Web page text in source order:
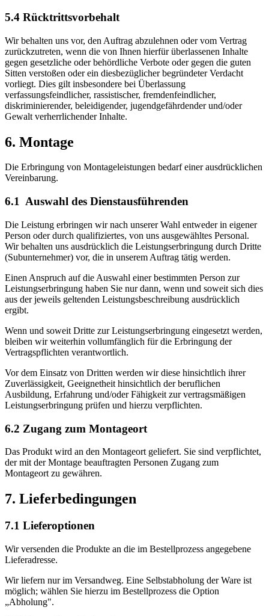
5.4 Rücktrittsvorbehalt
Wir behalten uns vor, den Auftrag abzulehnen oder vom Vertrag
zurückzutreten, wenn die von Ihnen hierfür überlassenen Inhalte
gegen gesetzliche oder behördliche Verbote oder gegen die guten
Sitten verstoßen oder ein diesbezüglicher begründeter Verdacht
vorliegt. Dies gilt insbesondere bei Überlassung
verfassungsfeindlicher, rassistischer, fremdenfeindlicher,
diskriminierender, beleidigender, jugendgefährdender und/oder
Gewalt verherrlichender Inhalte.
6. Montage
Die Erbringung von Montageleistungen bedarf einer ausdrücklichen
Vereinbarung.
6.1 Auswahl des Dienstausführenden
Die Leistung erbringen wir nach unserer Wahl entweder in eigener
Person oder durch qualifiziertes, von uns ausgewähltes Personal.
Wir behalten uns ausdrücklich die Leistungserbringung durch Dritte
(Subunternehmer) vor, die in unserem Auftrag tätig werden.
Einen Anspruch auf die Auswahl einer bestimmten Person zur
Leistungserbringung haben Sie nur dann, wenn und soweit sich dies
aus der jeweils geltenden Leistungsbeschreibung ausdrücklich
ergibt.
Wenn und soweit Dritte zur Leistungserbringung eingesetzt werden,
bleiben wir weiterhin vollumfänglich für die Erbringung der
Vertragspflichten verantwortlich.
Vor dem Einsatz von Dritten werden wir diese hinsichtlich ihrer
Zuverlässigkeit, Geeignetheit hinsichtlich der beruflichen
Ausbildung, Erfahrung und/oder Fähigkeit zur vertragsmäßigen
Leistungserbringung prüfen und hierzu verpflichten.
6.2 Zugang zum Montageort
Das Produkt wird an den Montageort geliefert. Sie sind verpflichtet,
der mit der Montage beauftragten Personen Zugang zum
Montageort zu gewähren.
7. Lieferbedingungen
7.1 Lieferoptionen
Wir versenden die Produkte an die im Bestellprozess angegebene
Lieferadresse.
Wir liefern nur im Versandweg. Eine Selbstabholung der Ware ist
möglich; wählen Sie hierzu im Bestellprozess die Option
„Abholung".